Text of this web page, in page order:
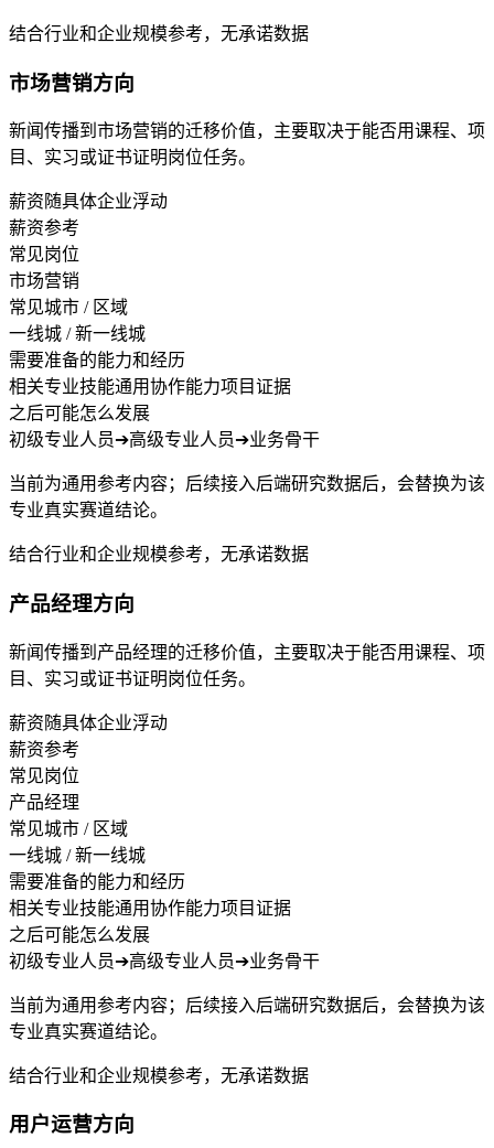
结合行业和企业规模参考，无承诺数据
市场营销方向
新闻传播到市场营销的迁移价值，主要取决于能否用课程、项
目、实习或证书证明岗位任务。
薪资随具体企业浮动
薪资参考
常见岗位
市场营销
常见城市 / 区域
一线城 / 新一线城
需要准备的能力和经历
相关专业技能通用协作能力项目证据
之后可能怎么发展
初级专业人员➔高级专业人员➔业务骨干
当前为通用参考内容；后续接入后端研究数据后，会替换为该
专业真实赛道结论。
结合行业和企业规模参考，无承诺数据
产品经理方向
新闻传播到产品经理的迁移价值，主要取决于能否用课程、项
目、实习或证书证明岗位任务。
薪资随具体企业浮动
薪资参考
常见岗位
产品经理
常见城市 / 区域
一线城 / 新一线城
需要准备的能力和经历
相关专业技能通用协作能力项目证据
之后可能怎么发展
初级专业人员➔高级专业人员➔业务骨干
当前为通用参考内容；后续接入后端研究数据后，会替换为该
专业真实赛道结论。
结合行业和企业规模参考，无承诺数据
用户运营方向